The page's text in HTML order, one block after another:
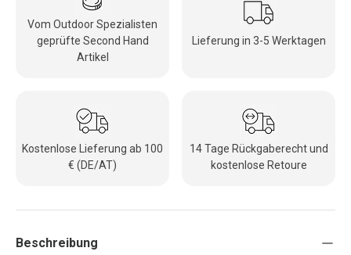
Vom Outdoor Spezialisten
geprüfte Second Hand
Artikel
Lieferung in 3-5 Werktagen
Kostenlose Lieferung ab 100
€ (DE/AT)
14 Tage Rückgaberecht und
kostenlose Retoure
Beschreibung